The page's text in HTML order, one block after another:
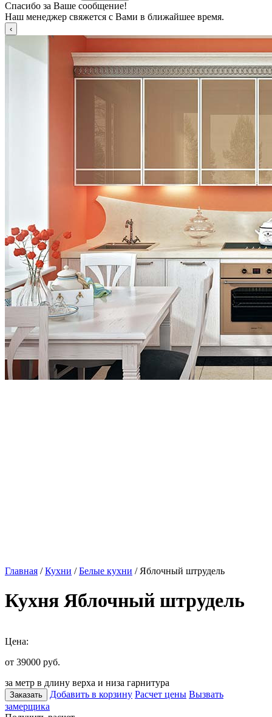
Спасибо за Ваше сообщение!
Наш менеджер свяжется с Вами в ближайшее время.
Главная /Кухни /Белые кухни / Яблочный штрудель
Кухня Яблочный штрудель
Цена:
от 39000 руб.
за метр в длину верха и низа гарнитура
Заказать Добавить в корзину Расчет цены Вызвать
замерщика